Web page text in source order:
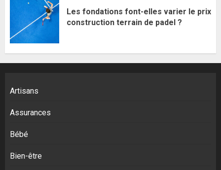
Les fondations font-elles varier le prix
construction terrain de padel ?
Artisans
Assurances
Bébé
Bien-être